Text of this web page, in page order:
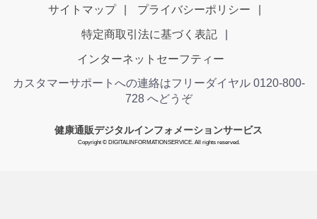
サイトマップ プライバシーポリシー
特定商取引法に基づく表記
インターネットセーフティー
カスタマーサポートへの連絡はフリーダイヤル 0120-800-
728 へどうぞ
健康通販デジタルインフォメーションサービス
Copyright © DIGITALINFORMATIONSERVICE. All rights reserved.